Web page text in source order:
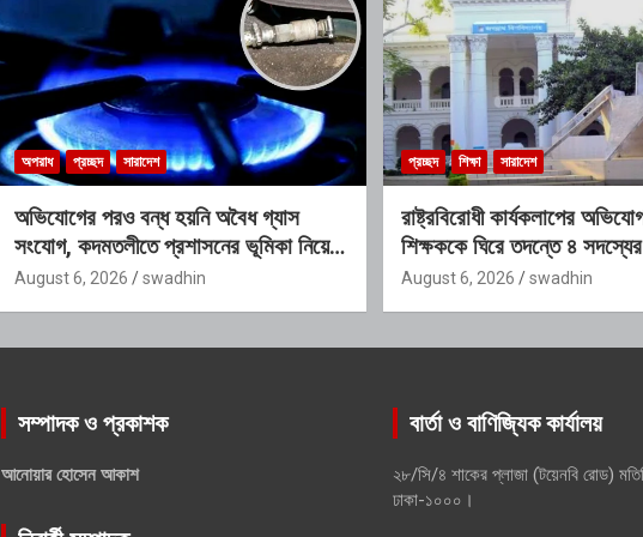
অপরাধ প্রচ্ছদ সারাদেশ
অভিযোগের পরও বন্ধ হয়নি অবৈধ গ্যাস
সংযোগ, কদমতলীতে প্রশাসনের ভূমিকা নিয়ে
প্রশ্ন
August 6, 2026 swadhin
প্রচ্ছদ শিক্ষা সারাদেশ
রাষ্ট্রবিরোধী কার্যকলাপের
শিক্ষককে ঘিরে তদন্তে ৪
August 6, 2026 swadhin
সম্পাদক ও প্রকাশক
আনোয়ার হোসেন আকাশ
বার্তা ও বাণিজ্যিক কার্যালয়
২৮/সি/৪ শাকের প্লাজা (টয়েনবি রোড)
ঢাকা-১০০০।